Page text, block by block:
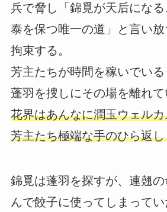
兵で脅し「錦覓が天后にな
泰を保つ唯一の道」と言い
拘束する。
芳主たちが時間を稼いでい
蓬羽を捜しにその場を離れて
花界はあんなに潤玉ウェル
芳主たち極端な手のひら返
錦覓は蓬羽を探すが、連翹
んで餃子に使ってしまって